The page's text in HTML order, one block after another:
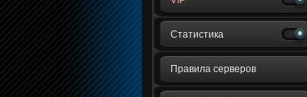
Статистика
Правила серверов